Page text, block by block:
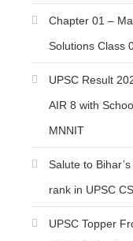
Chapter 01 –
Solutions Class
UPSC Result
AIR 8 with
MNNIT
Salute to
rank in UPSC
UPSC Topper